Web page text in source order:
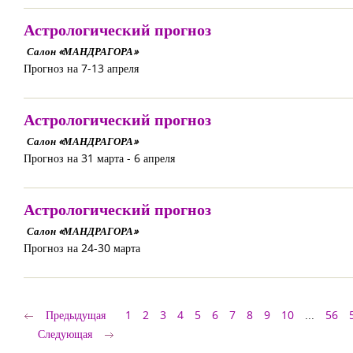
Астрологический прогноз
Салон «МАНДРАГОРА»
Прогноз на 7-13 апреля
Астрологический прогноз
Салон «МАНДРАГОРА»
Прогноз на 31 марта - 6 апреля
Астрологический прогноз
Салон «МАНДРАГОРА»
Прогноз на 24-30 марта
Предыдущая 1 2 3 4 5 6 7 8 9 10 ... 56
Следующая